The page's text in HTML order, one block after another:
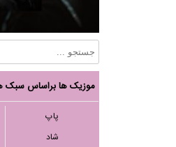
موزیک ها براساس سبک
پاپ
شاد